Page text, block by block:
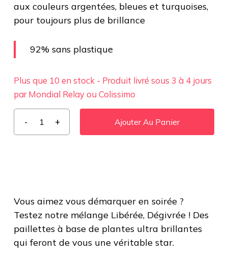
aux couleurs argentées, bleues et turquoises,
pour toujours plus de brillance
92% sans plastique
Plus que 10 en stock - Produit livré sous 3 à 4 jours
par Mondial Relay ou Colissimo
Ajouter Au Panier
Vous aimez vous démarquer en soirée ?
Testez notre mélange Libérée, Dégivrée ! Des
paillettes à base de plantes ultra brillantes
qui feront de vous une véritable star.